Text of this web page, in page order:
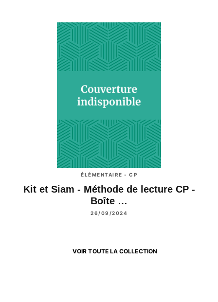
ÉLÉMENTAIRE - CP
Kit et Siam - Méthode de lecture CP -
Boîte …
26/09/2024
VOIR TOUTE LA COLLECTION